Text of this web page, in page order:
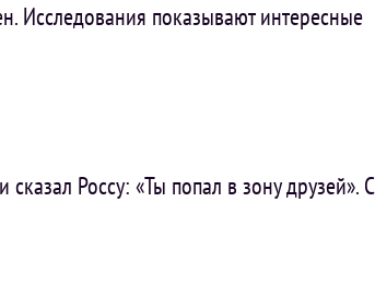
Исследования показывают интересные
Россу: «Ты попал в зону друзей». С